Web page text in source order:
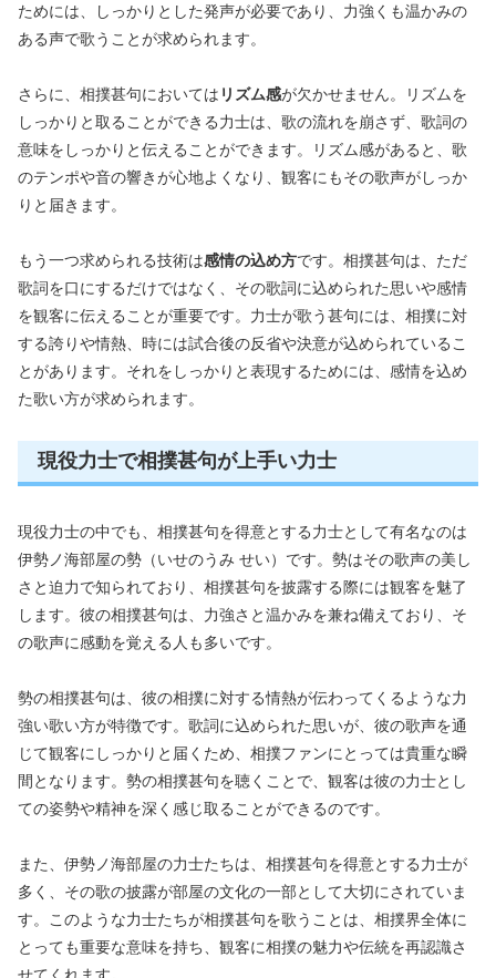
ためには、しっかりとした発声が必要であり、力強くも温かみの
ある声で歌うことが求められます。
さらに、相撲甚句においては リズム感が欠かせません。リズムを
しっかりと取ることができる力士は、歌の流れを崩さず、歌詞の
意味をしっかりと伝えることができます。リズム感があると、歌
のテンポや音の響きが心地よくなり、観客にもその歌声がしっか
りと届きます。
もう一つ求められる技術は感情の込め方です。相撲甚句は、ただ
歌詞を口にするだけではなく、その歌詞に込められた思いや感情
を観客に伝えることが重要です。力士が歌う甚句には、相撲に対
する誇りや情熱、時には試合後の反省や決意が込められているこ
とがあります。それをしっかりと表現するためには、感情を込め
た歌い方が求められます。
現役力士で相撲甚句が上手い力士
現役力士の中でも、相撲甚句を得意とする力士として有名なのは
伊勢ノ海部屋の勢（いせのうみ せい）です。勢はその歌声の美し
さと迫力で知られており、相撲甚句を披露する際には観客を魅了
します。彼の相撲甚句は、力強さと温かみを兼ね備えており、そ
の歌声に感動を覚える人も多いです。
勢の相撲甚句は、彼の相撲に対する情熱が伝わってくるような力
強い歌い方が特徴です。歌詞に込められた思いが、彼の歌声を通
じて観客にしっかりと届くため、相撲ファンにとっては貴重な瞬
間となります。勢の相撲甚句を聴くことで、観客は彼の力士とし
ての姿勢や精神を深く感じ取ることができるのです。
また、伊勢ノ海部屋の力士たちは、相撲甚句を得意とする力士が
多く、その歌の披露が部屋の文化の一部として大切にされていま
す。このような力士たちが相撲甚句を歌うことは、相撲界全体に
とっても重要な意味を持ち、観客に相撲の魅力や伝統を再認識さ